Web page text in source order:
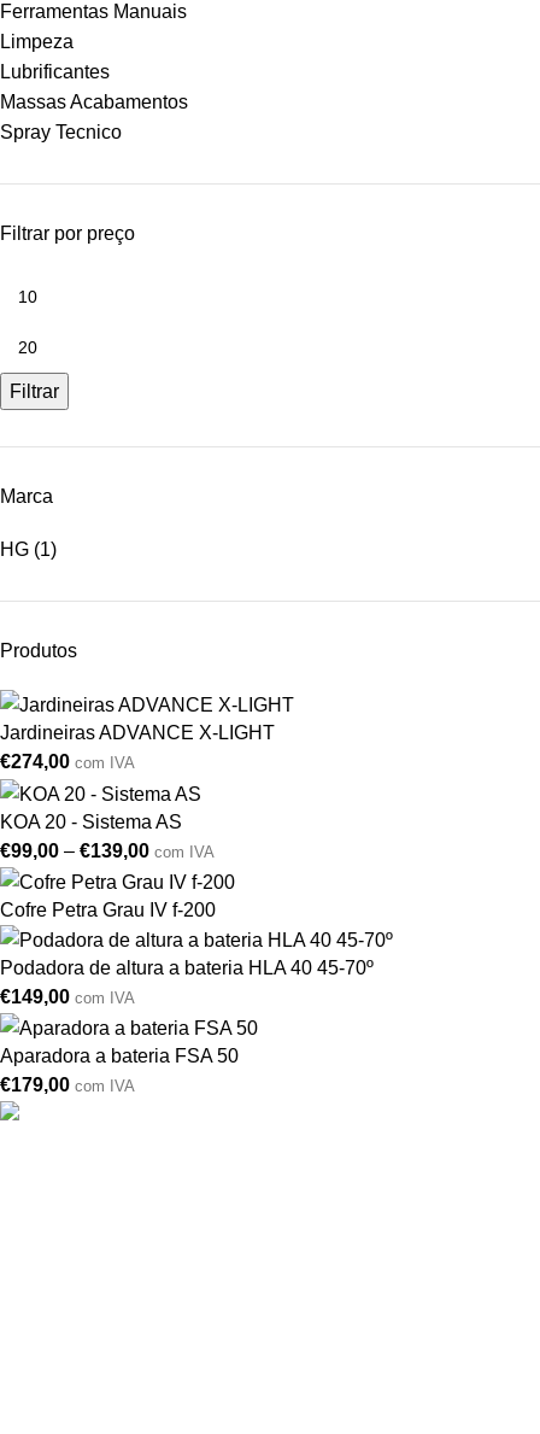
Ferramentas Manuais
Limpeza
Lubrificantes
Massas Acabamentos
Spray Tecnico
Filtrar por preço
Filtrar
Marca
HG (1)
Produtos
Jardineiras ADVANCE X-LIGHT
€274,00 com IVA
KOA 20 - Sistema AS
€99,00 – €139,00 com IVA
Cofre Petra Grau IV f-200
Podadora de altura a bateria HLA 40 45-70º
€149,00 com IVA
Aparadora a bateria FSA 50
€179,00 com IVA